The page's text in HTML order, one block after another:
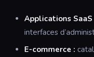
Applications SaaS
interfaces
E-commerce :